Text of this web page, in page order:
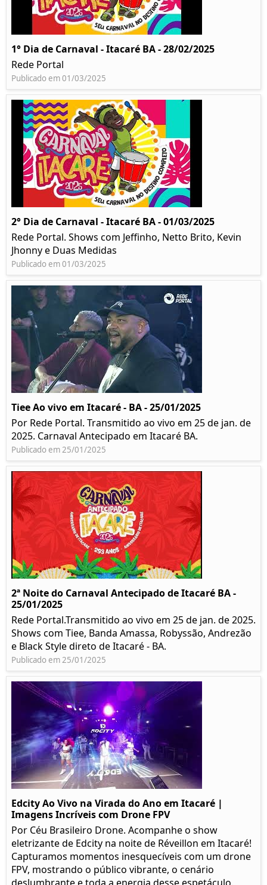
1° Dia de Carnaval - Itacaré BA - 28/02/2025
Rede Portal
Publicado em 01/03/2025
2° Dia de Carnaval - Itacaré BA - 01/03/2025
Rede Portal. Shows com Jeffinho, Netto Brito, Kevin
Jhonny e Duas Medidas
Publicado em 01/03/2025
Tiee Ao vivo em Itacaré - BA - 25/01/2025
Por Rede Portal. Transmitido ao vivo em 25 de jan. de
2025. Carnaval Antecipado em Itacaré BA.
Publicado em 25/01/2025
2ª Noite do Carnaval Antecipado de Itacaré BA -
25/01/2025
Rede Portal.Transmitido ao vivo em 25 de jan. de 2025.
Shows com Tiee, Banda Amassa, Robyssão, Andrezão
e Black Style direto de Itacaré - BA.
Publicado em 25/01/2025
Edcity Ao Vivo na Virada do Ano em Itacaré |
Imagens Incríveis com Drone FPV
Por Céu Brasileiro Drone. Acompanhe o show
eletrizante de Edcity na noite de Réveillon em Itacaré!
Capturamos momentos inesquecíveis com um drone
FPV, mostrando o público vibrante, o cenário